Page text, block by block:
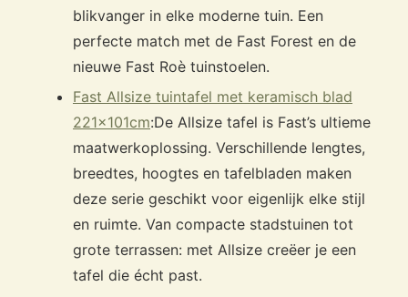
blikvanger in elke moderne tuin. Een
perfecte match met de Fast Forest en de
nieuwe Fast Roè tuinstoelen.
Fast Allsize tuintafel met keramisch blad
221x101cm:De Allsize tafel is Fast’s ultieme
maatwerkoplossing. Verschillende lengtes,
breedtes, hoogtes en tafelbladen maken
deze serie geschikt voor eigenlijk elke stijl
en ruimte. Van compacte stadstuinen tot
grote terrassen: met Allsize creëer je een
tafel die écht past.